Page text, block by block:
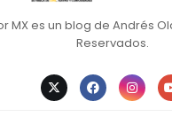
MX es un blog de Andrés
Reservados.